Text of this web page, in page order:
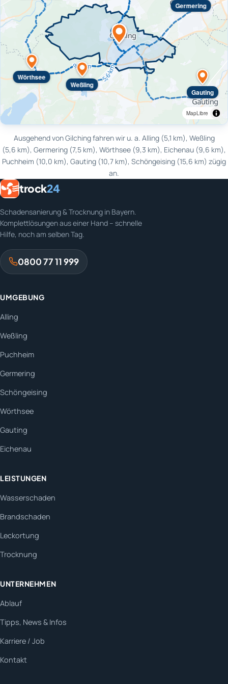
Weßling
Germering
Wörthsee
Gauting
MapLibre
Ausgehend von Gilching fahren wir u. a. Alling (5,1 km), Weßling
(5,6 km), Germering (7,5 km), Wörthsee (9,3 km), Eichenau (9,6 km),
Puchheim (10,0 km), Gauting (10,7 km), Schöngeising (15,6 km) zügig
an.
trock24
Schadensanierung & Trocknung in Bayern.
Komplettlösungen aus einer Hand – schnelle
Hilfe, noch am selben Tag.
0800 77 11 999
UMGEBUNG
Alling
Weßling
Puchheim
Germering
Schöngeising
Wörthsee
Gauting
Eichenau
LEISTUNGEN
Wasserschaden
Brandschaden
Leckortung
Trocknung
UNTERNEHMEN
Ablauf
Tipps, News & Infos
Karriere / Job
Kontakt